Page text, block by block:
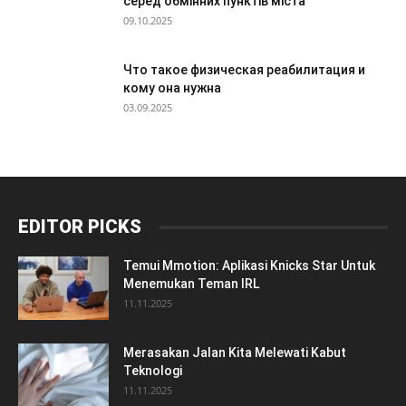
09.10.2025
Что такое физическая реабилитация и
кому она нужна
03.09.2025
EDITOR PICKS
Temui Mmotion: Aplikasi Knicks Star Untuk
Menemukan Teman IRL
11.11.2025
Merasakan Jalan Kita Melewati Kabut
Teknologi
11.11.2025